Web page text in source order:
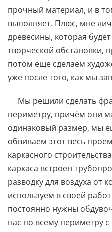
прочный материал, и в
выполняет. Плюс, мне
древесины, которая
творческой обстановки,
потом еще сделаем
уже после того, как мы
Мы решили сделать
периметру, причём они
одинаковый размер, мы
обвиваем этот весь
каркасного
каркаса встроен
разводку для воздуха от
используем в своей
постоянно нужны
нас по всему периметру